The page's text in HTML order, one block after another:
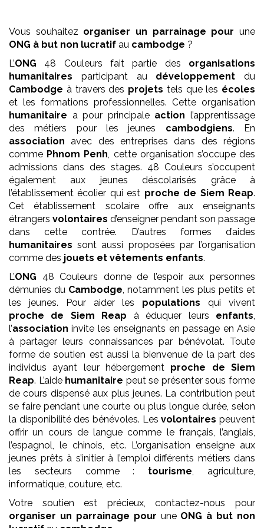
Vous souhaitez organiser un parrainage pour une
ONG à but non lucratif au cambodge ?
L’ONG 48 Couleurs fait partie des organisations
humanitaires participant au développement du
Cambodge à travers des projets tels que les écoles
et les formations professionnelles. Cette organisation
humanitaire a pour principale actionl’apprentissage
des métiers pour les jeunes cambodgiens. En
association avec des entreprises dans des régions
comme Phnom Penh , cette organisation s’occupe des
admissions dans des stages. 48 Couleurs s’occupent
également aux jeunes déscolarisés grâce à
l’établissement écolier qui est proche de Siem Reap.
Cet établissement scolaire offre aux enseignants
étrangers volontaires d’enseigner pendant son passage
dans cette contrée. D’autres formes d’aides
humanitaires sont aussi proposées par l’organisation
comme des jouets et vêtements enfants.
L’ONG 48 Couleurs donne de l’espoir aux personnes
démunies du Cambodge , notamment les plus petits et
les jeunes. Pour aider les populations qui vivent
proche de Siem Reap à éduquer leurs enfants
l’association invite les enseignants en passage en Asie
à partager leurs connaissances par bénévolat. Toute
forme de soutien est aussi la bienvenue de la part des
individus ayant leur hébergement proche de Siem
Reap. L’aide humanitaire peut se présenter sous forme
de cours dispensé aux plus jeunes. La contribution peut
se faire pendant une courte ou plus longue durée, selon
la disponibilité des bénévoles. Lesvolontaires peuvent
offrir un cours de langue comme le français, l’anglais,
l’espagnol, le chinois, etc. L’organisation enseigne aux
jeunes prêts à s’initier à l’emploi différents métiers dans
les secteurs comme : tourisme , agriculture,
informatique, couture, etc.
Votre soutien est précieux, contactez-nous pour
organiser un parrainage pour une ONG à but non